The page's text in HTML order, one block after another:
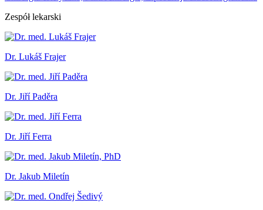
Zespół lekarski
Dr. Lukáš Frajer
Dr. Jiří Paděra
Dr. Jiří Ferra
Dr. Jakub Miletín